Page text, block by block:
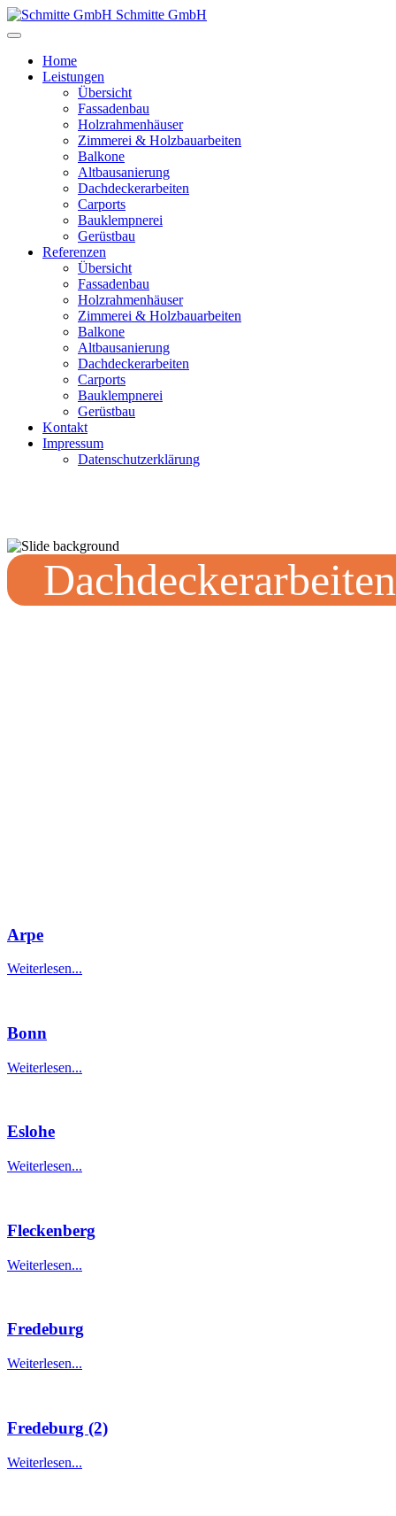
Schmitte GmbH
Home
Leistungen
Übersicht
Fassadenbau
Holzrahmenhäuser
Zimmerei & Holzbauarbeiten
Balkone
Altbausanierung
Dachdeckerarbeiten
Carports
Bauklempnerei
Gerüstbau
Referenzen
Übersicht
Fassadenbau
Holzrahmenhäuser
Zimmerei & Holzbauarbeiten
Balkone
Altbausanierung
Dachdeckerarbeiten
Carports
Bauklempnerei
Gerüstbau
Kontakt
Impressum
Datenschutzerklärung
Dachdeckerarbeiten
Arpe
Weiterlesen...
Bonn
Weiterlesen...
Eslohe
Weiterlesen...
Fleckenberg
Weiterlesen...
Fredeburg
Weiterlesen...
Fredeburg (2)
Weiterlesen...